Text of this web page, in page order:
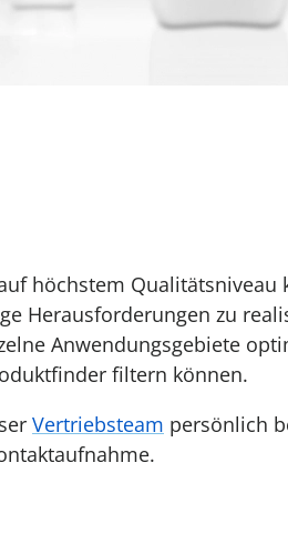
höchstem Qualitätsniveau
Herausforderungen zu
Anwendungsgebiete
filtern können.
Vertriebsteam persönlich